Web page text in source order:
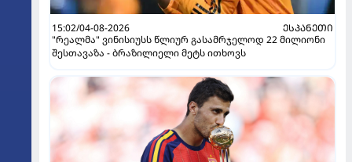
15:02/04-08-2026
ᲔᲡᲞᲐᲜᲔᲗᲘ
"რეალმა" ვინისიუსს წლიურ გასამრჯელოდ 22 მილიონი
შესთავაზა - ბრაზილიელი მეტს ითხოვს